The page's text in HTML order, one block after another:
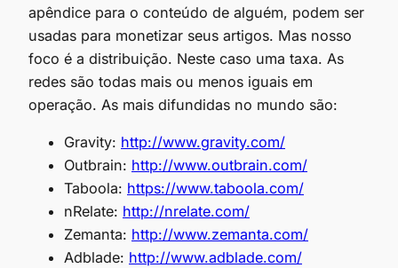
apêndice para o conteúdo de alguém, podem ser
usadas para monetizar seus artigos. Mas nosso
foco é a distribuição. Neste caso uma taxa. As
redes são todas mais ou menos iguais em
operação. As mais difundidas no mundo são:
Gravity: http://www.gravity.com/
Outbrain: http://www.outbrain.com/
Taboola: https://www.taboola.com/
nRelate: http://nrelate.com/
Zemanta: http://www.zemanta.com/
Adblade: http://www.adblade.com/